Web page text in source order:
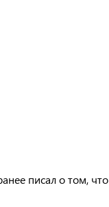
писал о том, что